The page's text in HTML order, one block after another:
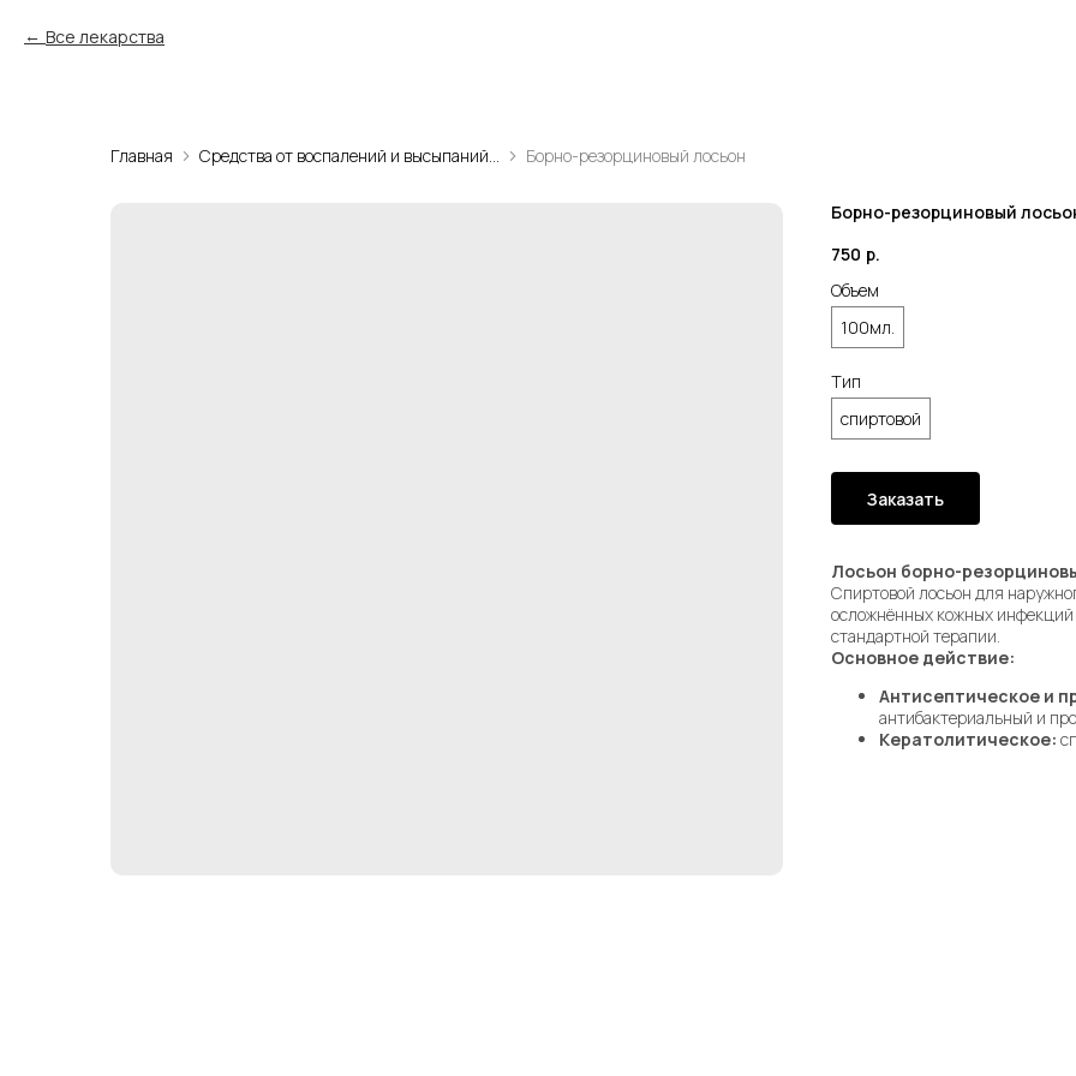
Все лекарства
Главная Средства от воспалений и высыпаний на коже Борно-резорциновый лосьон
Борно-резорциновый
750 р.
Объем
100мл.
Тип
спиртовой
Заказать
Лосьон борно-
Спиртовой лосьон для
осложнённых кожных
стандартной терапии.
Основное действие:
Антисептическое и
антибактериальный и
Кератолитическое: